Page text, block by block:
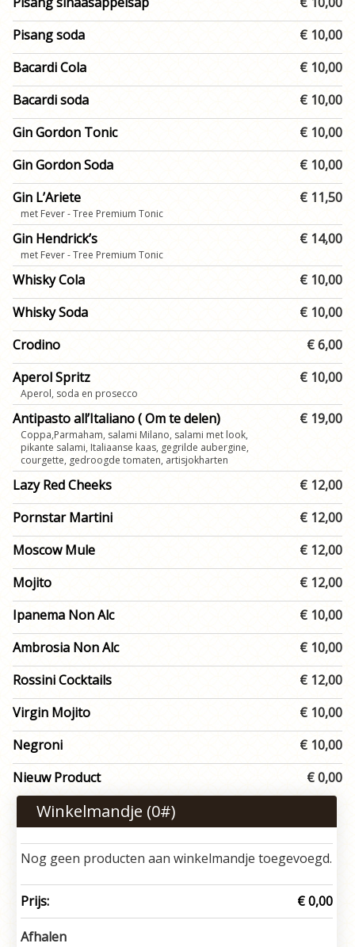
Pisang soda
€ 10,00
Bacardi Cola
€ 10,00
Bacardi soda
€ 10,00
Gin Gordon Tonic
€ 10,00
Gin Gordon Soda
€ 10,00
Gin L’Ariete
met Fever - Tree Premium Tonic
€ 11,50
Gin Hendrick’s
met Fever - Tree Premium Tonic
€ 14,00
Whisky Cola
€ 10,00
Whisky Soda
€ 10,00
Crodino
€ 6,00
Aperol Spritz
Aperol, soda en prosecco
€ 10,00
Antipasto all’Italiano ( Om te delen)
Coppa,Parmaham, salami Milano, salami met look,
pikante salami, Italiaanse kaas, gegrilde aubergine,
courgette, gedroogde tomaten, artisjokharten
€ 19,00
Lazy Red Cheeks
€ 12,00
Pornstar Martini
€ 12,00
Moscow Mule
€ 12,00
Mojito
€ 12,00
Ipanema Non Alc
€ 10,00
Ambrosia Non Alc
€ 10,00
Rossini Cocktails
€ 12,00
Virgin Mojito
€ 10,00
Negroni
€ 10,00
Nieuw Product
€ 0,00
Winkelmandje (0#)
Nog geen producten aan winkelmandje toegevoegd.
Prijs: € 0,00
Afhalen